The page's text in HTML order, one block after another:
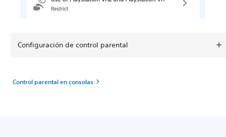
Configuración de control parental
Control parental en consolas